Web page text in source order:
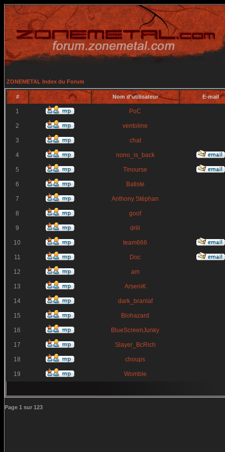
ZONEMETAL Index du Forum
# Nom d'utilisateur E-mail
1 PoC
2 ventoline
3 chat
4 nono_is_back
5 Tinourse
6 Batiste
7 Anthony Stéphan
8 goof
9 drili
10 team666
11 Doc
12 am
13 ArseniK
14 dark_branlaf
15 Biohazard
16 BlueScreenJunky
17 Slayer_BcRich
18 choups
19 Womble
Page 1 sur 123